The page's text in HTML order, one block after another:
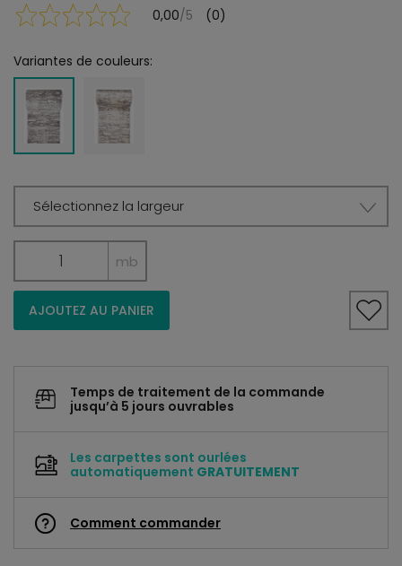
0,00/5 (0)
Variantes de couleurs:
Sélectionnez la largeur
mb
AJOUTEZ AU PANIER
Temps de traitement de la commande
jusqu’à 5 jours ouvrables
Les carpettes sont ourlées
automatiquement GRATUITEMENT
Comment commander